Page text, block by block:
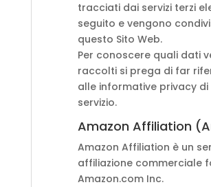
tracciati dai servizi terzi
seguito e vengono
questo Sito Web.
Per conoscere quali dati
raccolti si prega di far
alle informative privacy di
servizio.
Amazon Affiliation
Amazon Affiliation è un
affiliazione commerciale
Amazon.com Inc.